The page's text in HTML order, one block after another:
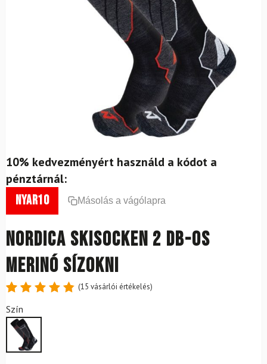
10% kedvezményért használd a kódot a
pénztárnál:
nyar10 Másolás a vágólapra
NORDICA Skisocken 2 db-os
merinó sízokni
4.87
5-ből,
értékelés
alapján
(15 vásárlói értékelés)
Szín